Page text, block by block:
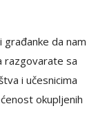
da nam
razgovarate sa
i učesnicima
okupljenih